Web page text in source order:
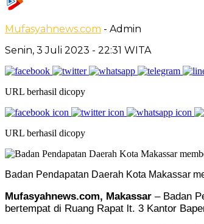
Mufasyahnews.com - Admin
Senin, 3 Juli 2023 - 22:31 WITA
URL berhasil dicopy
URL berhasil dicopy
Badan Pendapatan Daerah Kota Makassar
Mufasyahnews.com, Makassar – Badan
bertempat di Ruang Rapat lt. 3 Kantor